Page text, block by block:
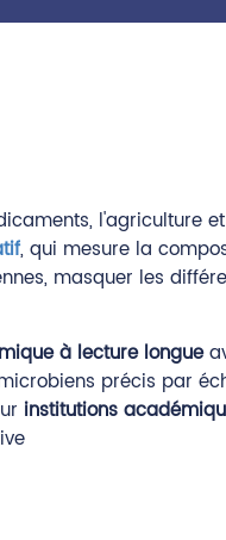
l'agriculture
, qui mesure la
masquer les
à lecture longue
précis par
institutions